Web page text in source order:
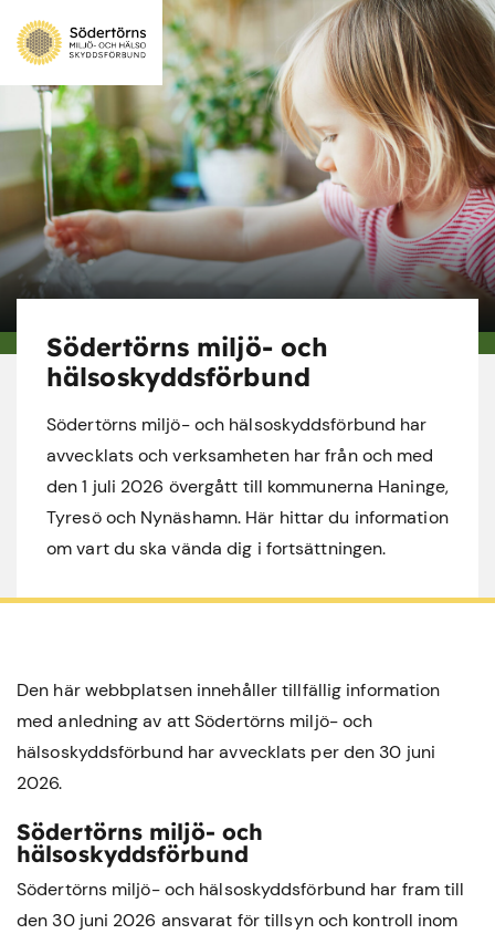
Södertörns miljö- och
hälsoskyddsförbund
Södertörns miljö- och hälsoskyddsförbund har
avvecklats och verksamheten har från och med
den 1 juli 2026 övergått till kommunerna Haninge,
Tyresö och Nynäshamn. Här hittar du information
om vart du ska vända dig i fortsättningen.
Den här webbplatsen innehåller tillfällig information
med anledning av att Södertörns miljö- och
hälsoskyddsförbund har avvecklats per den 30 juni
2026.
Södertörns miljö- och
hälsoskyddsförbund
Södertörns miljö- och hälsoskyddsförbund har fram till
den 30 juni 2026 ansvarat för tillsyn och kontroll inom